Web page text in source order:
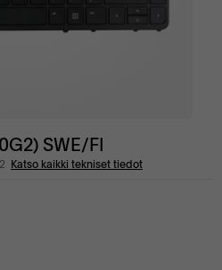
SWE/FI
Katso kaikki tekniset tiedot